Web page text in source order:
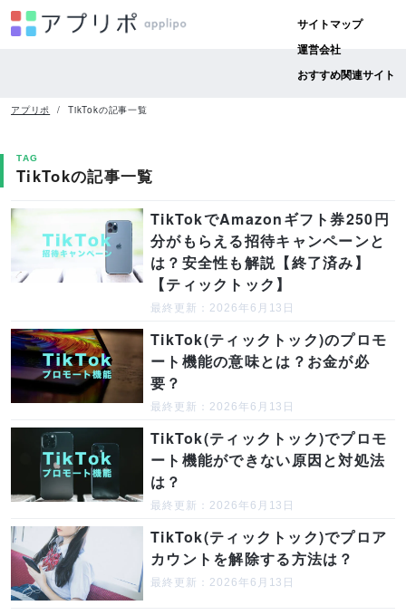
サイトマップ
運営会社
おすすめ関連サイト
アプリポ TikTokの記事一覧
TAG
TikTokの記事一覧
TikTokでAmazonギフト券250円
分がもらえる招待キャンペーンと
は？安全性も解説【終了済み】
【ティックトック】
最終更新：2026年6月13日
TikTok(ティックトック)のプロモ
ート機能の意味とは？お金が必
要？
最終更新：2026年6月13日
TikTok(ティックトック)でプロモ
ート機能ができない原因と対処法
は？
最終更新：2026年6月13日
TikTok(ティックトック)でプロア
カウントを解除する方法は？
最終更新：2026年6月13日